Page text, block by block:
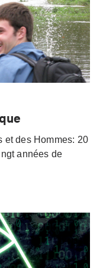
et des Hommes: 20
années de